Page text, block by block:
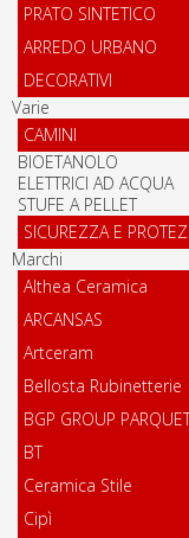
PRATO SINTETICO
ARREDO URBANO
DECORATIVI
Varie
CAMINI
BIOETANOLO
ELETTRICI AD ACQUA
STUFE A PELLET
SICUREZZA E
Marchi
Althea Ceramica
ARCANSAS
Artceram
Bellosta Rubinetterie
BGP GROUP
BT
Ceramica Stile
Cipì